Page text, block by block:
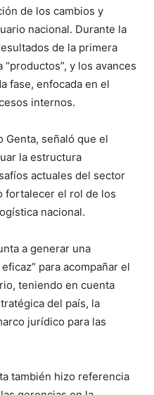
de los cambios y
nacional. Durante la
de la primera
y los avances
fase, enfocada en el
internos.
Genta, señaló que el
la estructura
actuales del sector
fortalecer el rol de los
nacional.
a generar una
para acompañar el
teniendo en cuenta
del país, la
jurídico para las
también hizo referencia